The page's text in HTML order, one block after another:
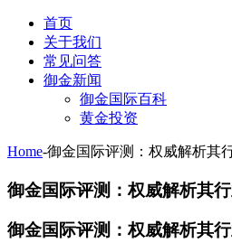
首页
关于我们
常见问答
御金新闻
御金国际百科
黄金投资
Home-御金国际评测：权威解析其
御金国际评测：权威解析其
御金国际评测：权威解析其